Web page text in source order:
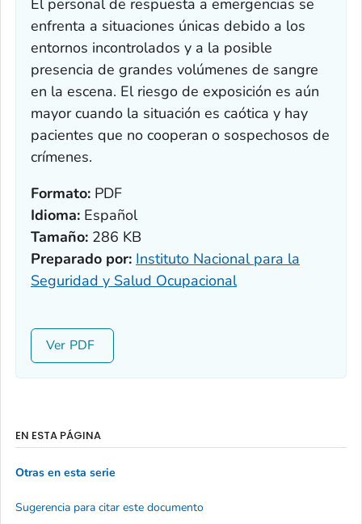
El personal de respuesta a emergencias se
enfrenta a situaciones únicas debido a los
entornos incontrolados y a la posible
presencia de grandes volúmenes de sangre
en la escena. El riesgo de exposición es aún
mayor cuando la situación es caótica y hay
pacientes que no cooperan o sospechosos de
crímenes.
Formato: PDF
Idioma: Español
Tamaño: 286 KB
Preparado por: Instituto Nacional para la
Seguridad y Salud Ocupacional
Ver
EN ESTA PÁGINA
Otras en esta serie
Sugerencia para citar este documento